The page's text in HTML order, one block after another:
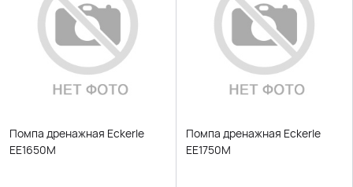
Помпа дренажная Eckerle
EE1650M
Помпа дренажная Eckerle
EE1750M